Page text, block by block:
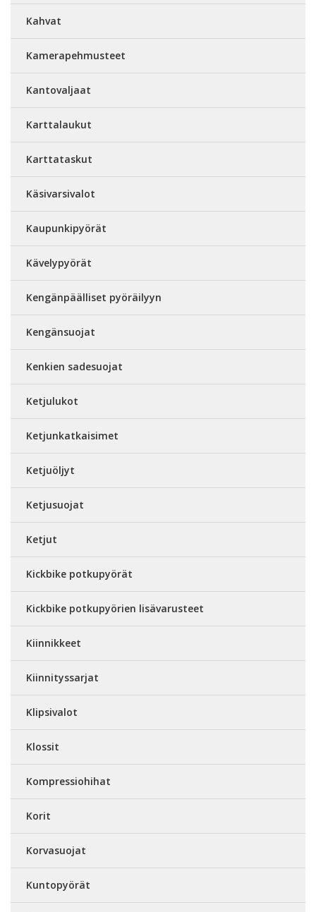
Kahvat
Kamerapehmusteet
Kantovaljaat
Karttalaukut
Karttataskut
Käsivarsivalot
Kaupunkipyörät
Kävelypyörät
Kengänpäälliset pyöräilyyn
Kengänsuojat
Kenkien sadesuojat
Ketjulukot
Ketjunkatkaisimet
Ketjuöljyt
Ketjusuojat
Ketjut
Kickbike potkupyörät
Kickbike potkupyörien lisävarusteet
Kiinnikkeet
Kiinnityssarjat
Klipsivalot
Klossit
Kompressiohihat
Korit
Korvasuojat
Kuntopyörät